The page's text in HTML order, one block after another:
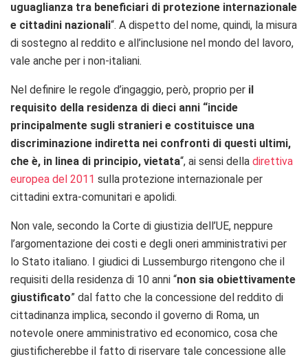
uguaglianza tra beneficiari di protezione internazionale
e cittadini nazionali“. A dispetto del nome, quindi, la misura
di sostegno al reddito e all’inclusione nel mondo del lavoro,
vale anche per i non-italiani.
Nel definire le regole d’ingaggio, però, proprio per il
requisito della residenza di dieci anni “incide
principalmente sugli stranieri e costituisce una
discriminazione indiretta nei confronti di questi ultimi,
che è, in linea di principio, vietata“, ai sensi della direttiva
europea del 2011 sulla protezione internazionale per
cittadini extra-comunitari e apolidi.
Non vale, secondo la Corte di giustizia dell’UE, neppure
l’argomentazione dei costi e degli oneri amministrativi per
lo Stato italiano. I giudici di Lussemburgo ritengono che il
requisiti della residenza di 10 anni “non sia obiettivamente
giustificato” dal fatto che la concessione del reddito di
cittadinanza implica, secondo il governo di Roma, un
notevole onere amministrativo ed economico, cosa che
giustificherebbe il fatto di riservare tale concessione alle